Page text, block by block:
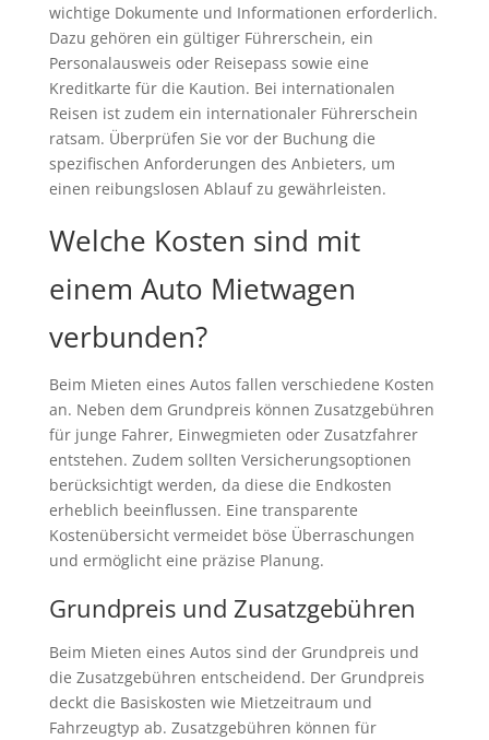
wichtige Dokumente und Informationen erforderlich.
Dazu gehören ein gültiger Führerschein, ein
Personalausweis oder Reisepass sowie eine
Kreditkarte für die Kaution. Bei internationalen
Reisen ist zudem ein internationaler Führerschein
ratsam. Überprüfen Sie vor der Buchung die
spezifischen Anforderungen des Anbieters, um
einen reibungslosen Ablauf zu gewährleisten.
Welche Kosten sind mit
einem Auto Mietwagen
verbunden?
Beim Mieten eines Autos fallen verschiedene Kosten
an. Neben dem Grundpreis können Zusatzgebühren
für junge Fahrer, Einwegmieten oder Zusatzfahrer
entstehen. Zudem sollten Versicherungsoptionen
berücksichtigt werden, da diese die Endkosten
erheblich beeinflussen. Eine transparente
Kostenübersicht vermeidet böse Überraschungen
und ermöglicht eine präzise Planung.
Grundpreis und Zusatzgebühren
Beim Mieten eines Autos sind der Grundpreis und
die Zusatzgebühren entscheidend. Der Grundpreis
deckt die Basiskosten wie Mietzeitraum und
Fahrzeugtyp ab. Zusatzgebühren können für